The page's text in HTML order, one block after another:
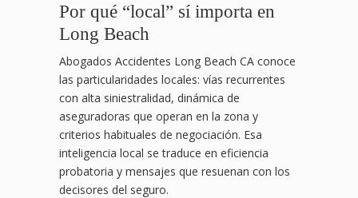
Por qué “local” sí importa en
Long Beach
Abogados Accidentes Long Beach CA conoce
las particularidades locales: vías recurrentes
con alta siniestralidad, dinámica de
aseguradoras que operan en la zona y
criterios habituales de negociación. Esa
inteligencia local se traduce en eficiencia
probatoria y mensajes que resuenan con los
decisores del seguro.